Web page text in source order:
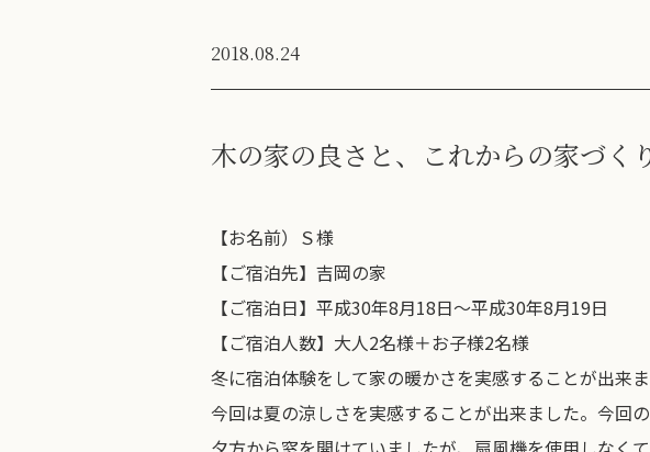
2018.08.24
木の家の良さと、これからの家づ
【お名前）Ｓ様
【ご宿泊先】吉岡の家
【ご宿泊日】平成30年8月18日～平成30年8月19日
【ご宿泊人数】大人2名様＋お子様2名様
冬に宿泊体験をして家の暖かさを実感することが出来ま
今回は夏の涼しさを実感することが出来ました。今回